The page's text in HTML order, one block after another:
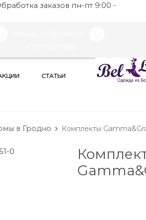
заказов пн-пт 9:00 -
СТАТЬИ
в Гродно Комплекты